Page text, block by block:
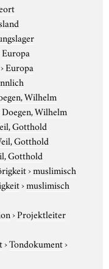
Europa
Europa
Wilhelm
Doegen, Wilhelm
Gotthold
Gotthold
Gotthold
›muslimisch
›muslimisch
›Projektleiter
›Tondokument›